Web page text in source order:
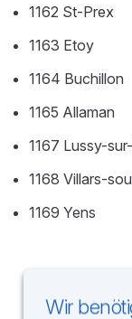
1162 St-Prex
1163 Etoy
1164 Buchillon
1165 Allaman
1167 Lussy-
1168 Villars-
1169 Yens
Wir